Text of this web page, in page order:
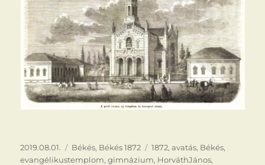
Közzétéve
2019.08.01. Kategória
Békés, Békés 1872 Címke
1872,avatás, Békés,
evangélikustemplom,gimnázium, HorváthJános,